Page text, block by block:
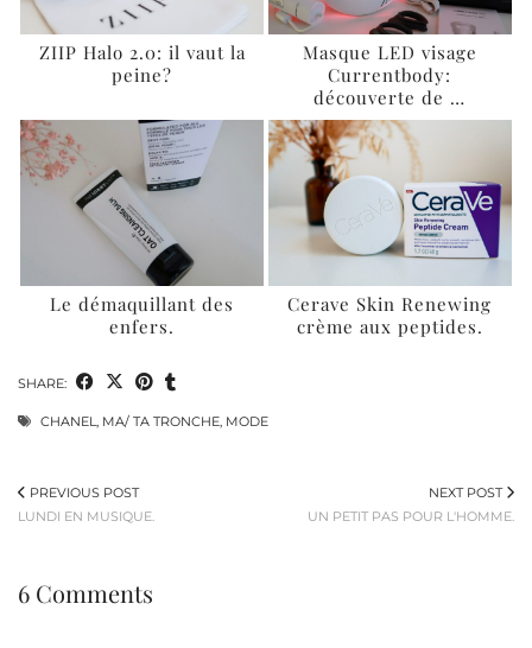
ZIIP Halo 2.0: il vaut la
peine?
Masque LED visage
Currentbody:
découverte de …
Le démaquillant des
enfers.
Cerave Skin Renewing
crème aux peptides.
SHARE:
CHANEL MA/ TA TRONCHE MODE
PREVIOUS POST
LUNDI EN MUSIQUE.
NEXT POST
UN PETIT PAS POUR L'HOMME.
6 Comments